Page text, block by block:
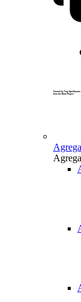
Created by Yogi Aprelliyanto
from the Noun Project